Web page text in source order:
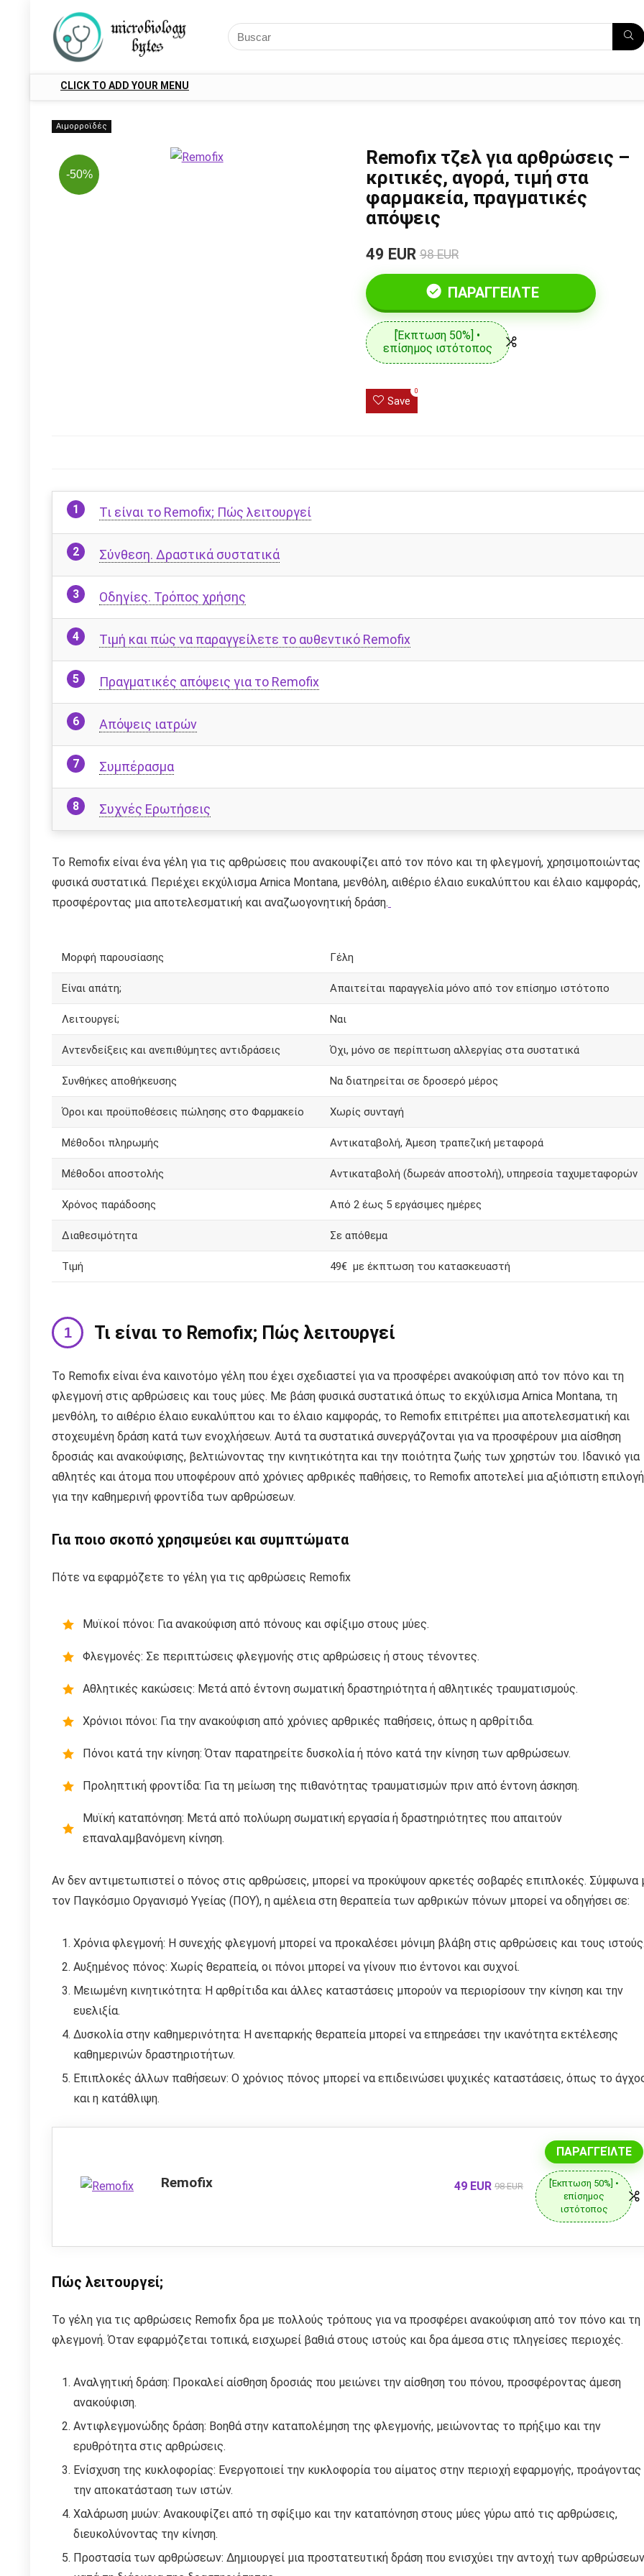
CLICK TO ADD YOUR MENU
Αιμορροϊδές
-50%
Remofix τζελ για αρθρώσεις –
κριτικές, αγορά, τιμή στα
φαρμακεία, πραγματικές
απόψεις
49 EUR 98 EUR
ΠΑΡΑΓΓΕΊΛΤΕ
[Έκπτωση 50%] •
επίσημος ιστότοπος
Save
0
Τι είναι το Remofix; Πώς λειτουργεί
Σύνθεση. Δραστικά συστατικά
Οδηγίες. Τρόπος χρήσης
Τιμή και πώς να παραγγείλετε το αυθεντικό Remofix
Πραγματικές απόψεις για το Remofix
Απόψεις ιατρών
Συμπέρασμα
Συχνές Ερωτήσεις
Το Remofix είναι ένα γέλη για τις αρθρώσεις που ανακουφίζει από τον πόνο και τη φλεγμονή, χρησιμοποιώντας
φυσικά συστατικά. Περιέχει εκχύλισμα Arnica Montana, μενθόλη, αιθέριο έλαιο ευκαλύπτου και έλαιο καμφοράς,
προσφέροντας μια αποτελεσματική και αναζωογονητική δράση.
Μορφή παρουσίασης Γέλη
Είναι απάτη; Απαιτείται παραγγελία μόνο από τον επίσημο ιστότοπο
Λειτουργεί; Ναι
Αντενδείξεις και ανεπιθύμητες αντιδράσεις Όχι, μόνο σε περίπτωση αλλεργίας στα συστατικά
Συνθήκες αποθήκευσης Να διατηρείται σε δροσερό μέρος
Όροι και προϋποθέσεις πώλησης στο Φαρμακείο Χωρίς συνταγή
Μέθοδοι πληρωμής Αντικαταβολή, Άμεση τραπεζική μεταφορά
Μέθοδοι αποστολής Αντικαταβολή (δωρεάν αποστολή), υπηρεσία ταχυμεταφορών
Χρόνος παράδοσης Από 2 έως 5 εργάσιμες ημέρες
Διαθεσιμότητα Σε απόθεμα
Τιμή 49€ με έκπτωση του κατασκευαστή
Τι είναι το Remofix; Πώς λειτουργεί
Το Remofix είναι ένα καινοτόμο γέλη που έχει σχεδιαστεί για να προσφέρει ανακούφιση από τον πόνο και τη
φλεγμονή στις αρθρώσεις και τους μύες. Με βάση φυσικά συστατικά όπως το εκχύλισμα Arnica Montana, τη
μενθόλη, το αιθέριο έλαιο ευκαλύπτου και το έλαιο καμφοράς, το Remofix επιτρέπει μια αποτελεσματική και
στοχευμένη δράση κατά των ενοχλήσεων. Αυτά τα συστατικά συνεργάζονται για να προσφέρουν μια αίσθηση
δροσιάς και ανακούφισης, βελτιώνοντας την κινητικότητα και την ποιότητα ζωής των χρηστών του. Ιδανικό για
αθλητές και άτομα που υποφέρουν από χρόνιες αρθρικές παθήσεις, το Remofix αποτελεί μια αξιόπιστη επιλογή
για την καθημερινή φροντίδα των αρθρώσεων.
Για ποιο σκοπό χρησιμεύει και συμπτώματα
Πότε να εφαρμόζετε το γέλη για τις αρθρώσεις Remofix
Μυϊκοί πόνοι: Για ανακούφιση από πόνους και σφίξιμο στους μύες.
Φλεγμονές: Σε περιπτώσεις φλεγμονής στις αρθρώσεις ή στους τένοντες.
Αθλητικές κακώσεις: Μετά από έντονη σωματική δραστηριότητα ή αθλητικές τραυματισμούς.
Χρόνιοι πόνοι: Για την ανακούφιση από χρόνιες αρθρικές παθήσεις, όπως η αρθρίτιδα.
Πόνοι κατά την κίνηση: Όταν παρατηρείτε δυσκολία ή πόνο κατά την κίνηση των αρθρώσεων.
Προληπτική φροντίδα: Για τη μείωση της πιθανότητας τραυματισμών πριν από έντονη άσκηση.
Μυϊκή καταπόνηση: Μετά από πολύωρη σωματική εργασία ή δραστηριότητες που απαιτούν
επαναλαμβανόμενη κίνηση.
Αν δεν αντιμετωπιστεί ο πόνος στις αρθρώσεις, μπορεί να προκύψουν αρκετές σοβαρές επιπλοκές. Σύμφωνα
τον Παγκόσμιο Οργανισμό Υγείας (ΠΟΥ), η αμέλεια στη θεραπεία των αρθρικών πόνων μπορεί να οδηγήσει σε:
Χρόνια φλεγμονή: Η συνεχής φλεγμονή μπορεί να προκαλέσει μόνιμη βλάβη στις αρθρώσεις και τους
Αυξημένος πόνος: Χωρίς θεραπεία, οι πόνοι μπορεί να γίνουν πιο έντονοι και συχνοί.
Μειωμένη κινητικότητα: Η αρθρίτιδα και άλλες καταστάσεις μπορούν να περιορίσουν την κίνηση και την
ευελιξία.
Δυσκολία στην καθημερινότητα: Η ανεπαρκής θεραπεία μπορεί να επηρεάσει την ικανότητα εκτέλεσης
καθημερινών δραστηριοτήτων.
Επιπλοκές άλλων παθήσεων: Ο χρόνιος πόνος μπορεί να επιδεινώσει ψυχικές καταστάσεις, όπως το
και η κατάθλιψη.
Remofix 49 EUR 98 EUR
ΠΑΡΑΓΓΕΊΛΤΕ
[Έκπτωση 50%] •
επίσημος
ιστότοπος
Πώς λειτουργεί;
Το γέλη για τις αρθρώσεις Remofix δρα με πολλούς τρόπους για να προσφέρει ανακούφιση από τον πόνο και τη
φλεγμονή. Όταν εφαρμόζεται τοπικά, εισχωρεί βαθιά στους ιστούς και δρα άμεσα στις πληγείσες περιοχές.
Αναλγητική δράση: Προκαλεί αίσθηση δροσιάς που μειώνει την αίσθηση του πόνου, προσφέροντας άμεση
ανακούφιση.
Αντιφλεγμονώδης δράση: Βοηθά στην καταπολέμηση της φλεγμονής, μειώνοντας το πρήξιμο και την
ερυθρότητα στις αρθρώσεις.
Ενίσχυση της κυκλοφορίας: Ενεργοποιεί την κυκλοφορία του αίματος στην περιοχή εφαρμογής, προάγοντας
την αποκατάσταση των ιστών.
Χαλάρωση μυών: Ανακουφίζει από τη σφίξιμο και την καταπόνηση στους μύες γύρω από τις αρθρώσεις,
διευκολύνοντας την κίνηση.
Προστασία των αρθρώσεων: Δημιουργεί μια προστατευτική δράση που ενισχύει την αντοχή των αρθρώσεων